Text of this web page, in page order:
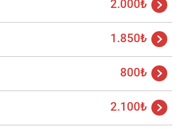
2.000₺
1.850₺
800₺
2.100₺